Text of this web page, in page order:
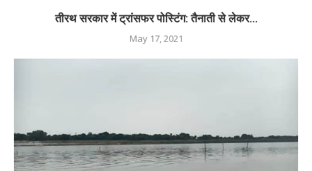
तीरथ सरकार में ट्रांसफर पोस्टिंग: तैनाती से लेकर...
May 17, 2021